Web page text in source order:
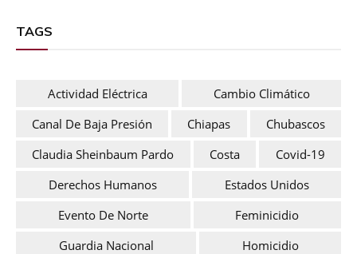
TAGS
Actividad Eléctrica
Cambio Climático
Canal De Baja Presión
Chiapas
Chubascos
Claudia Sheinbaum Pardo
Costa
Covid-19
Derechos Humanos
Estados Unidos
Evento De Norte
Feminicidio
Guardia Nacional
Homicidio